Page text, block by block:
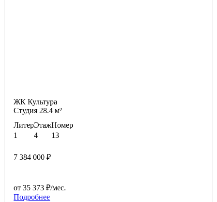
ЖК Культура
Студия 28.4 м²
Литер
1
Этаж
4
Номер
13
7 384 000 ₽
от 35 373 ₽/мес.
Подробнее